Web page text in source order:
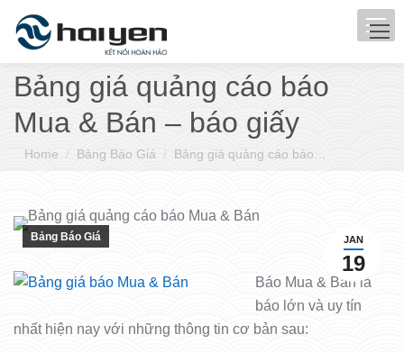
Bảng giá quảng cáo báo
Mua & Bán – báo giấy
You are here:
Home Bảng Báo Giá Bảng giá quảng cáo báo…
JAN
19
Bảng Báo Giá
Báo Mua & Bán là
báo lớn và uy tín
nhất hiện nay với những thông tin cơ bản sau: